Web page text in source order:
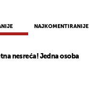
NAJKOMENTIRANIJE
nesreća! Jedna osoba